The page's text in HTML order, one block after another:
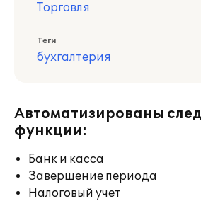
Торговля
Теги
бухгалтерия
Автоматизированы
функции:
Банк и касса
Завершение периода
Налоговый учет